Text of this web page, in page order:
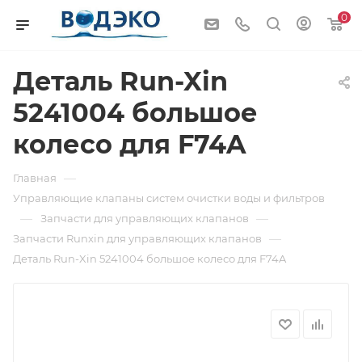
0
Деталь Run-Xin
5241004 большое
колесо для F74A
Главная —
Управляющие клапаны систем очистки воды и фильтров
— Запчасти для управляющих клапанов —
Запчасти Runxin для управляющих клапанов —
Деталь Run-Xin 5241004 большое колесо для F74A